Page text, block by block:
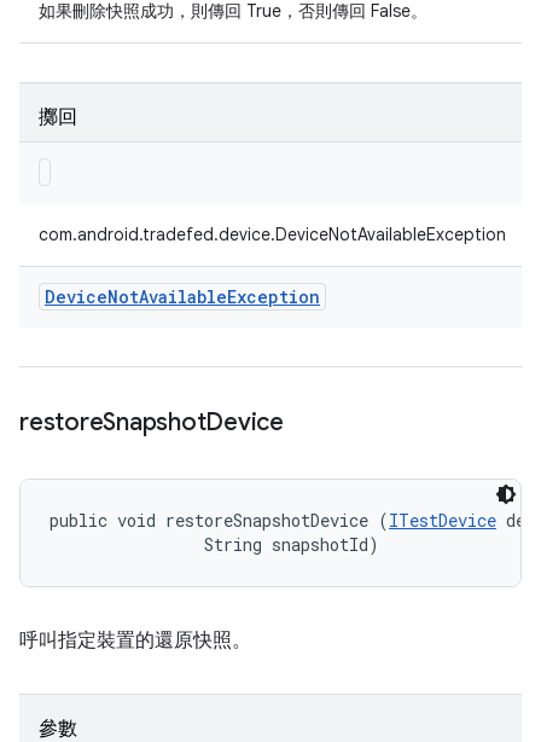
如果刪除快照成功，則傳回 True，否則傳回 False。
擲回
com.android.tradefed.device.DeviceNotAvailableException
DeviceNotAvailableException
restoreSnapshotDevice
public void restoreSnapshotDevice (ITestDevice
                String snapshotId)
呼叫指定裝置的還原快照。
參數